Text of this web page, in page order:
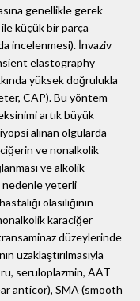
genellikle gerek
küçük bir parça
incelenmesi). İnvaziv
elastography
yüksek doğrulukla
CAP). Bu yöntem
artık büyük
alınan olgularda
ve nonalkolik
ve alkolik
nedenle yeterli
olasılığının
karaciğer
düzeylerinde
uzaklaştırılmasıyla
seruloplazmin, AAT
anticor), SMA (smooth